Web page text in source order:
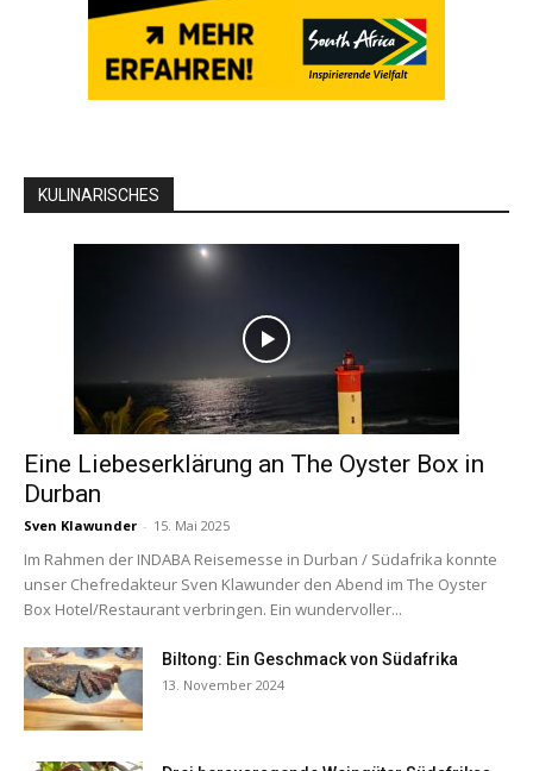
KULINARISCHES
Eine Liebeserklärung an The Oyster Box in
Durban
Sven Klawunder - 15. Mai 2025
Im Rahmen der INDABA Reisemesse in Durban / Südafrika konnte
unser Chefredakteur Sven Klawunder den Abend im The Oyster
Box Hotel/Restaurant verbringen. Ein wundervoller...
Biltong: Ein Geschmack von Südafrika
13. November 2024